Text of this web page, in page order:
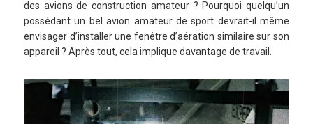
des avions de construction amateur ? Pourquoi quelqu’un
possédant un bel avion amateur de sport devrait-il même
envisager d’installer une fenêtre d’aération similaire sur son
appareil ? Après tout, cela implique davantage de travail.